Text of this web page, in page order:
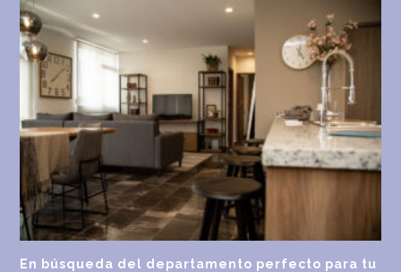
En búsqueda del departamento perfecto para tu